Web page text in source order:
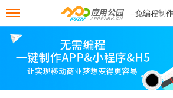
--免编程制